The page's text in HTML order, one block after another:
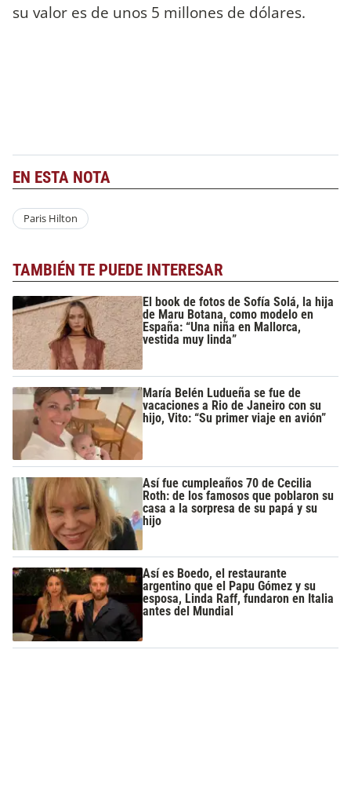
su valor es de unos 5 millones de dólares.
EN ESTA NOTA
Paris Hilton
TAMBIÉN TE PUEDE INTERESAR
El book de fotos de Sofía Solá, la hija
de Maru Botana, como modelo en
España: “Una niña en Mallorca,
vestida muy linda”
María Belén Ludueña se fue de
vacaciones a Rio de Janeiro con su
hijo, Vito: “Su primer viaje en avión”
Así fue cumpleaños 70 de Cecilia
Roth: de los famosos que poblaron su
casa a la sorpresa de su papá y su
hijo
Así es Boedo, el restaurante
argentino que el Papu Gómez y su
esposa, Linda Raff, fundaron en Italia
antes del Mundial